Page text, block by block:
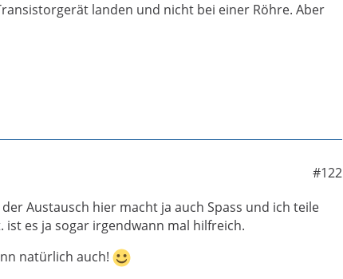
landen und nicht bei einer Röhre. Aber
#122
Austausch hier macht ja auch Spass und ich teile
ist es ja sogar irgendwann mal hilfreich.
natürlich auch!